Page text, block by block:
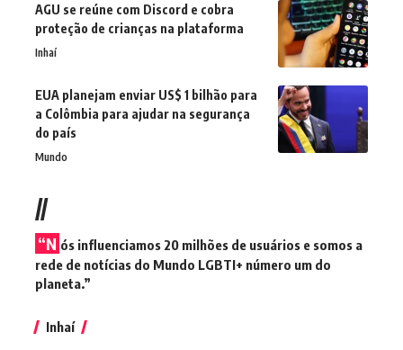
AGU se reúne com Discord e cobra
proteção de crianças na plataforma
Inhaí
EUA planejam enviar US$ 1 bilhão para
a Colômbia para ajudar na segurança
do país
Mundo
//
“N ós influenciamos 20 milhões de usuários e somos a
rede de notícias do Mundo LGBTI+ número um do
planeta.”
Inhaí